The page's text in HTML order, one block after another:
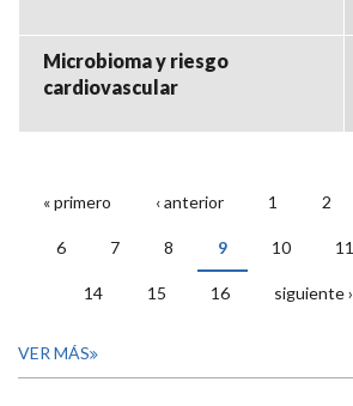
Microbioma y riesgo
cardiovascular
PÁGINAS
« primero ‹ anterior 1 2
6 7 8 9 10 11
14 15 16 siguiente ›
VER MÁS